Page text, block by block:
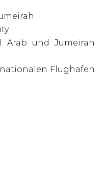
Arab und Jumeirah
Flughafen